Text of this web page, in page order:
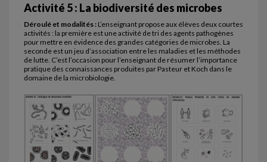
Activité 5 : La biodiversité des microbes
Déroulé et modalités : L’enseignant propose aux élèves deux courtes
activités : la première est une activité de tri des agents pathogènes
pour mettre en évidence des grandes catégories de microbes. La
seconde est un jeu d’association entre les maladies et les méthodes
de lutte. C’est l’occasion pour l’enseignant de résumer l’importance
pratique des connaissances produites par Pasteur et Koch dans le
domaine de la microbiologie.